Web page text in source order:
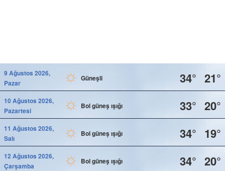
9 Ağustos 2026,
Pazar
Güneşli 34° 21°
10 Ağustos 2026,
Pazartesi
Bol güneş ışığı 33° 20°
11 Ağustos 2026,
Salı
Bol güneş ışığı 34° 19°
12 Ağustos 2026,
Çarşamba
Bol güneş ışığı 34° 20°